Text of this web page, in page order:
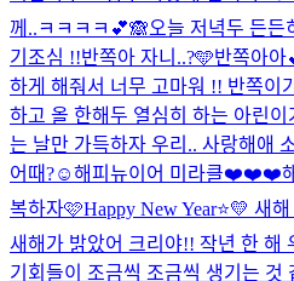
께..ㅋㅋㅋㅋ💕🙈오늘 저녁두 든
기조심 !!반쪽아 자니..?🩵반쪽아아
하게 해줘서 너무 고마워 !! 반쪽이
하고 올 한해두 열심히 하는 아린
는 날만 가득하자 우리.. 사랑해애
어때?☺️해피뉴이어 미라클❤️❤️❤️
복하자🩷Happy New Year⭐️💛 새
새해가 밝았어 크리야!! 작년 한 해
기회들이 조금씩 조금씩 생기는 것